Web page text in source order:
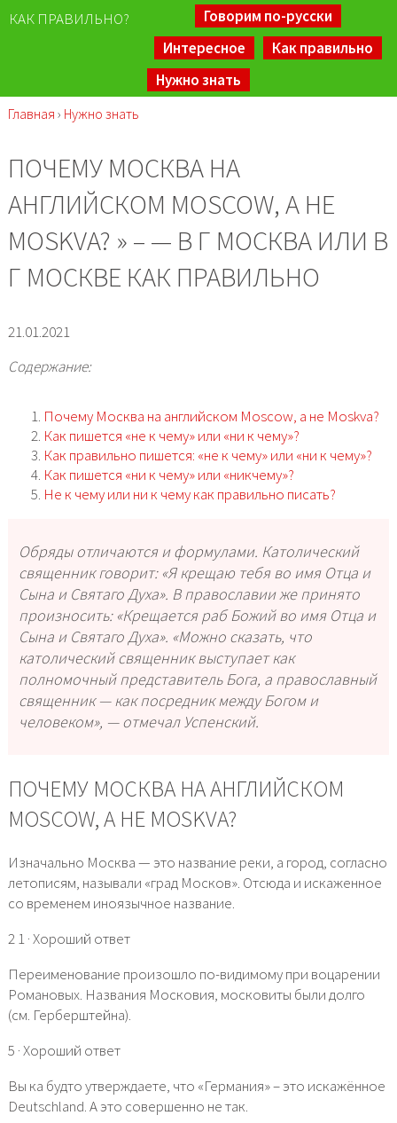
КАК ПРАВИЛЬНО?
Говорим по-русски
Интересное
Как правильно
Нужно знать
Главная › Нужно знать
ПОЧЕМУ МОСКВА НА
АНГЛИЙСКОМ MOSCOW, А НЕ
MOSKVA? » – — В Г МОСКВА ИЛИ В
Г МОСКВЕ КАК ПРАВИЛЬНО
21.01.2021
Содержание:
Почему Москва на английском Moscow, а не Moskva?
Как пишется «не к чему» или «ни к чему»?
Как правильно пишется: «не к чему» или «ни к чему»?
Как пишется «ни к чему» или «никчему»?
Не к чему или ни к чему как правильно писать?
Обряды отличаются и формулами. Католический
священник говорит: «Я крещаю тебя во имя Отца и
Сына и Святаго Духа». В православии же принято
произносить: «Крещается раб Божий во имя Отца и
Сына и Святаго Духа». «Можно сказать, что
католический священник выступает как
полномочный представитель Бога, а православный
священник — как посредник между Богом и
человеком», — отмечал Успенский.
ПОЧЕМУ МОСКВА НА АНГЛИЙСКОМ
MOSCOW, А НЕ MOSKVA?
Изначально Москва — это название реки, а город, согласно
летописям, называли «град Москов». Отсюда и искаженное
со временем иноязычное название.
2 1 · Хороший ответ
Переименование произошло по-видимому при воцарении
Романовых. Названия Московия, московиты были долго
(см. Герберштейна).
5 · Хороший ответ
Вы ка будто утверждаете, что «Германия» – это искажённое
Deutschland. А это совершенно не так.